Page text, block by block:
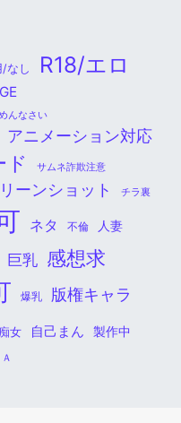
/なし R18/エロ
んなさい
アニメーション対応
ド サムネ詐欺注意
ーンショット チラ裏
ネタ 不倫 人妻
巨乳 感想求
爆乳 版権キャラ
女 自己まん 製作中